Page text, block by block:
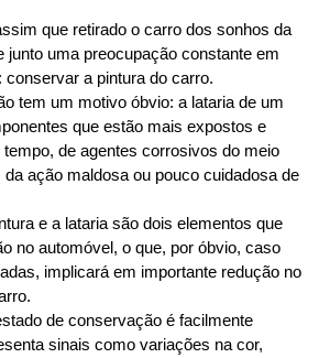
que retirado o carro dos sonhos da
junto uma preocupação constante em
a pintura do carro.
tem um motivo óbvio: a lataria de um
que estão mais expostos e
de agentes corrosivos do meio
ação maldosa ou pouco cuidadosa de
e a lataria são dois elementos que
no automóvel, o que, por óbvio, caso
implicará em importante redução no
de conservação é facilmente
sinais como variações na cor,